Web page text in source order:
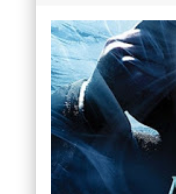
BEZOURO AZUL -
“RAPIDINHA”